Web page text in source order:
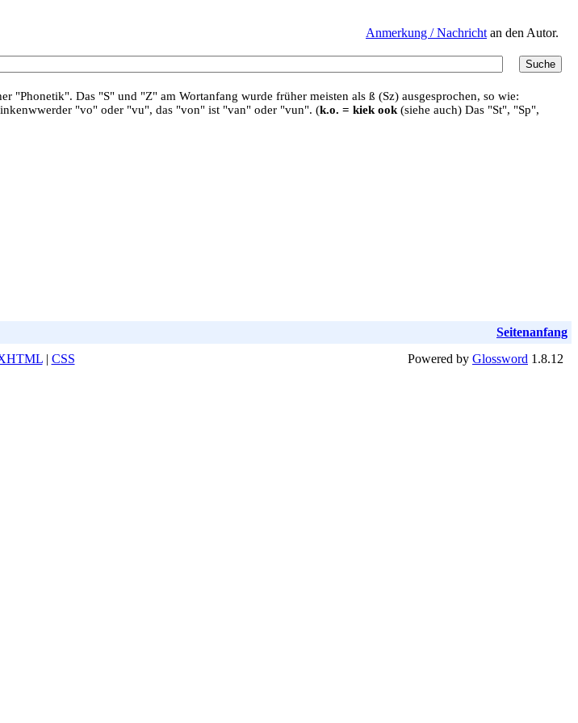
Anmerkung / Nachricht an den Autor.
"Phonetik". Das "S" und "Z" am Wortanfang wurde früher meisten als ß (Sz) ausgesprochen, so wie:
"vo" oder "vu", das "von" ist "van" oder "vun". (k.o. = kiek ook (siehe auch) Das "St", "Sp",
Seitenanfang
| CSS Powered by Glossword 1.8.12